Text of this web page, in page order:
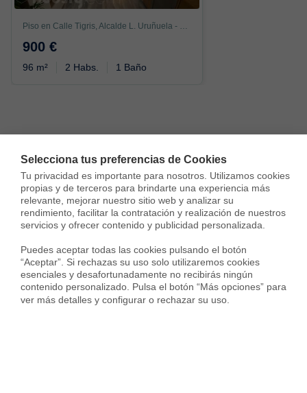
Selecciona tus preferencias de Cookies
Tu privacidad es importante para nosotros. Utilizamos cookies
propias y de terceros para brindarte una experiencia más
relevante, mejorar nuestro sitio web y analizar su
rendimiento, facilitar la contratación y realización de nuestros
servicios y ofrecer contenido y publicidad personalizada.
Puedes aceptar todas las cookies pulsando el botón
“Aceptar”. Si rechazas su uso solo utilizaremos cookies
esenciales y desafortunadamente no recibirás ningún
contenido personalizado. Pulsa el botón “Más opciones” para
ver más detalles y configurar o rechazar su uso.
Piso en Calle Tigris, Alcalde L. Uruñuela - Palacio de Congresos, Sevilla
900 €
96 m² 2 Habs. 1 Baño
Top distritos en la ciudad de Sevilla Top ciudades en
Alquiler Viviendas en Sevilla Este
Alquiler Viviendas en Macarena
Alquiler Viviendas en Nervión